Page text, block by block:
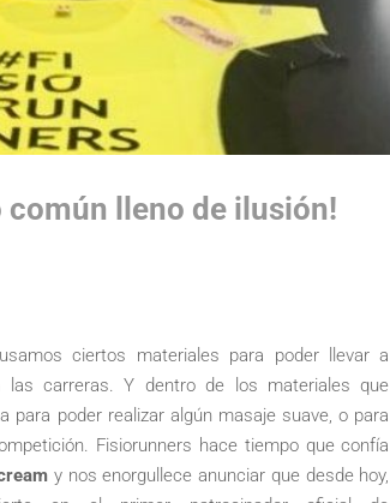
lleno de ilusión!
ciertos materiales para poder llevar a
las carreras. Y dentro de los materiales que
para poder realizar algún masaje suave, o para
Fisiorunners hace tiempo que confía
y nos enorgullece anunciar que desde hoy,